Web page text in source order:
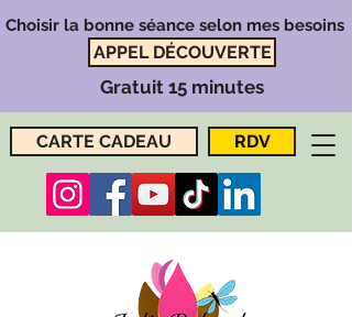
CARTE CADEAU RDV
Choisir la bonne séance selon mes besoins
APPEL DÉCOUVERTE
Gratuit 15 minutes